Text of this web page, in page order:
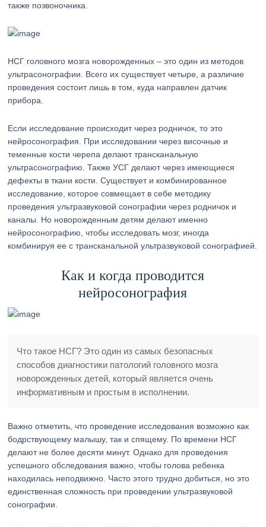
также позвоночника.
НСГ головного мозга новорожденных – это один из методов
ультрасонографии. Всего их существует четыре, а различие
проведения состоит лишь в том, куда направлен датчик
прибора.
Если исследование происходит через родничок, то это
нейросонография. При исследовании через височные и
теменные кости черепа делают трансканальную
ультрасонографию. Также УСГ делают через имеющиеся
дефекты в ткани кости. Существует и комбинированное
исследование, которое совмещает в себе методику
проведения ультразвуковой сонографии через родничок и
каналы. Но новорожденным детям делают именно
нейросонографию, чтобы исследовать мозг, иногда
комбинируя ее с трансканальной ультразвуковой сонографией.
Как и когда проводится
нейросонография
Что такое НСГ? Это один из самых безопасных
способов диагностики патологий головного мозга
новорожденных детей, который является очень
информативным и простым в исполнении.
Важно отметить, что проведение исследования возможно как
бодрствующему малышу, так и спящему. По времени НСГ
делают не более десяти минут. Однако для проведения
успешного обследования важно, чтобы голова ребенка
находилась неподвижно. Часто этого трудно добиться, но это
единственная сложность при проведении ультразвуковой
сонографии.